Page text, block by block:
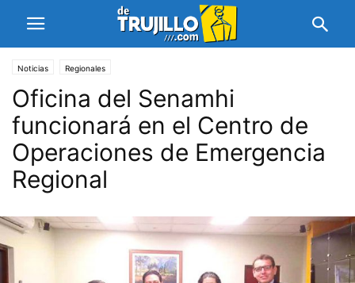
Noticias Regionales
Oficina del Senamhi
funcionará en el Centro de
Operaciones de Emergencia
Regional